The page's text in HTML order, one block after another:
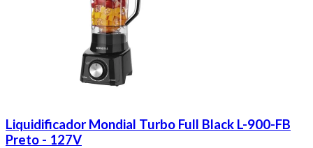
Liquidificador Mondial Turbo Full Black L-900-FB
Preto - 127V